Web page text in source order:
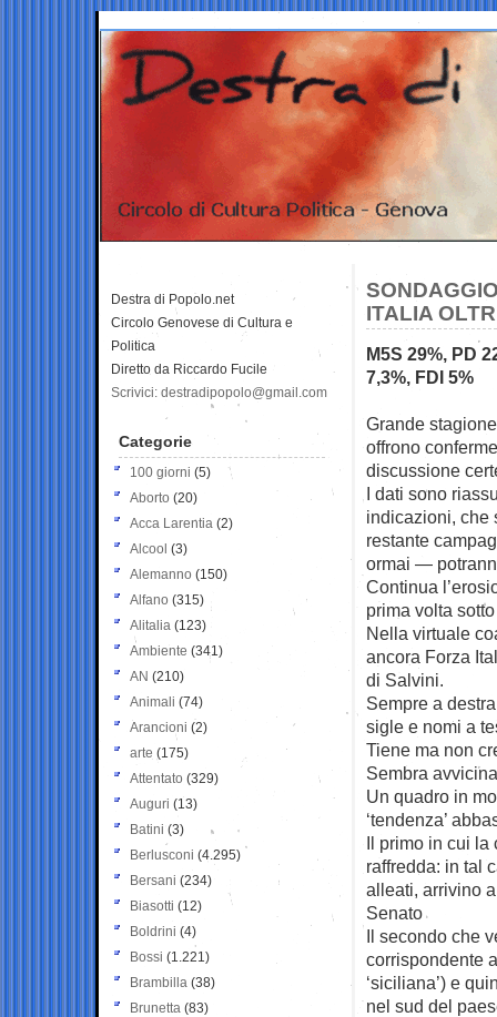
ITALIA
M5S 29%, PD
7,3%, FDI 5%
Grande
offrono
discussione
I dati sono
indicazioni, che
restante
ormai —
Continua
prima volta
Nella virtuale
ancora Forza
di Salvini.
Sempre a
sigle e nomi a
Tiene ma non
Sembra
Un quadro in
‘tendenza’
Il primo in cui la
raffredda: in tal
alleati, arrivino
Senato
Il secondo che
corrispondente
‘siciliana’) e
nel sud del
Destra di Popolo.net
Circolo Genovese di Cultura e
Politica
Diretto da Riccardo Fucile
Scrivici: destradipopolo@gmail.com
Categorie
100 giorni (5)
Aborto (20)
Acca Larentia (2)
Alcool (3)
Alemanno (150)
Alfano (315)
Alitalia (123)
Ambiente (341)
AN (210)
Animali (74)
Arancioni (2)
arte (175)
Attentato (329)
Auguri (13)
Batini (3)
Berlusconi (4.295)
Bersani (234)
Biasotti (12)
Boldrini (4)
Bossi (1.221)
Brambilla (38)
Brunetta (83)